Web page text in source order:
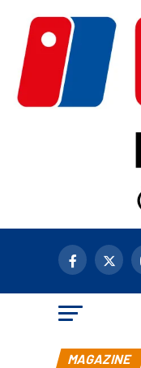
MAGAZINE